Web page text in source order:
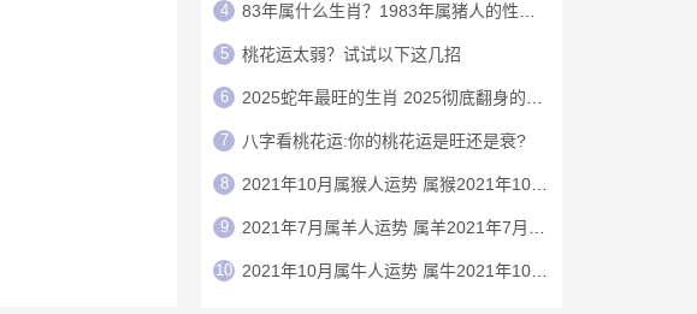
4 83年属什么生肖？1983年属猪人的性格与2026年运势详解
5 桃花运太弱？试试以下这几招
6 2025蛇年最旺的生肖 2025彻底翻身的生肖
7 八字看桃花运:你的桃花运是旺还是衰?
8 2021年10月属猴人运势 属猴2021年10月运程
9 2021年7月属羊人运势 属羊2021年7月运程
10 2021年10月属牛人运势 属牛2021年10月运程